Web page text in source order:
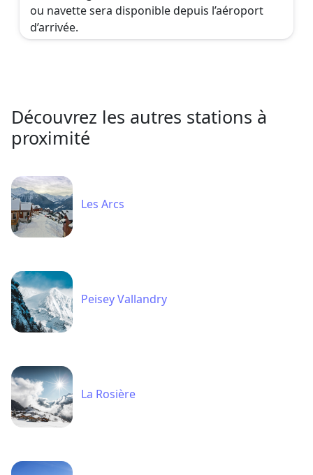
ou navette sera disponible depuis l’aéroport
d’arrivée.
Découvrez les autres stations à
proximité
Les Arcs
Peisey Vallandry
La Rosière